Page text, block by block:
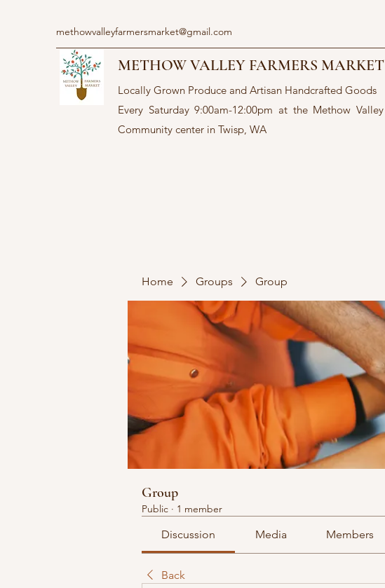
methowvalleyfarmersmarket@gmail.com
METHOW VALLEY FARMERS MARKET
Locally Grown Produce and Artisan Handcrafted Goods
Every Saturday 9:00am-12:00pm at the Methow Valley
Community center in Twisp, WA
Home Groups Group
Group
Public · 1 member
Discussion Media Members
Back